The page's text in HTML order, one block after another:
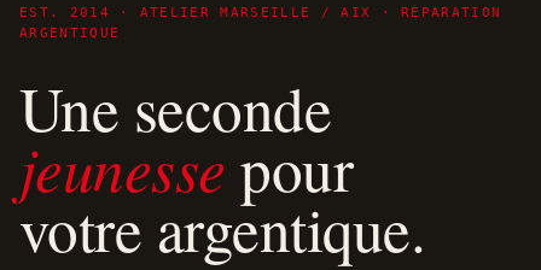
EST. 2014 · ATELIER MARSEILLE / AIX · RÉPARATION
ARGENTIQUE
Une seconde
jeunesse pour
votre argentique.